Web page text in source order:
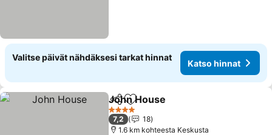
Valitse päivät nähdäksesi tarkat hinnat
Katso hinnat
Jaa Lisää suosikkeihin
John House
4 Tähtiluokitus
7,2
18
1.6 km kohteesta Keskusta